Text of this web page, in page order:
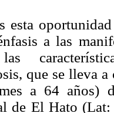
esta
a las
que se lleva
a 64 años)
de El Hato